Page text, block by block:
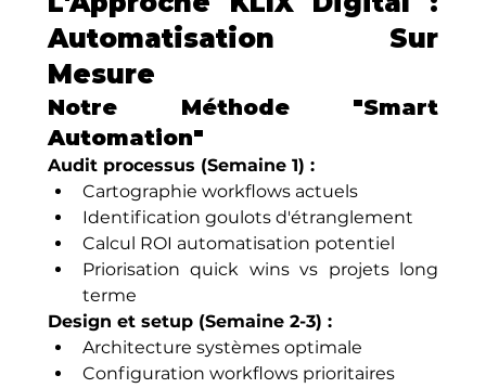
Automatisation Sur
Mesure
Notre Méthode "Smart
Automation"
Audit processus (Semaine 1) :
Cartographie workflows actuels
Identification goulots d'étranglement
Calcul ROI automatisation potentiel
Priorisation quick wins vs projets long
terme
Design et setup (Semaine 2-3) :
Architecture systèmes optimale
Configuration workflows prioritaires